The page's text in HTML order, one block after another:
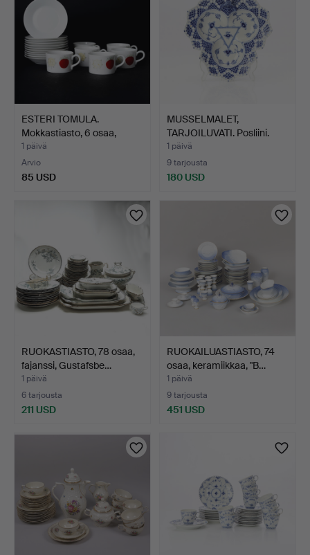
ESTERI TOMULA.
Mokkastiasto, 6 osaa,
Arabi…
1 päivä
Arvio
85 USD
MUSSELMALET,
TARJOILUVATI. Posliini.
Royal…
1 päivä
9 tarjousta
180 USD
RUOKASTIASTO, 78 osaa,
fajanssi, Gustafsbe…
1 päivä
6 tarjousta
211 USD
RUOKAILUASTIASTO, 74
osaa, keramiikkaa, "B…
1 päivä
9 tarjousta
451 USD